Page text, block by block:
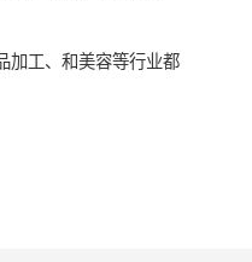
加工、和美容等行业都